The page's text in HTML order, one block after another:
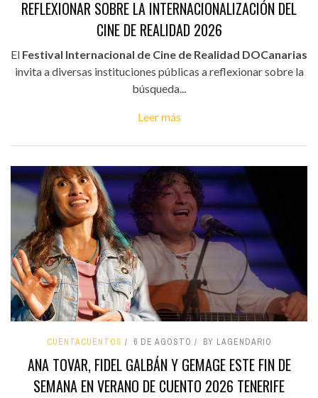
REFLEXIONAR SOBRE LA INTERNACIONALIZACIÓN DEL
CINE DE REALIDAD 2026
El Festival Internacional de Cine de Realidad DOCanarias
invita a diversas instituciones públicas a reflexionar sobre la
búsqueda...
Leer más
CUENTACUENTOS 6 DE AGOSTO BY LAGENDARIO
ANA TOVAR, FIDEL GALBÁN Y GEMAGE ESTE FIN DE
SEMANA EN VERANO DE CUENTO 2026 TENERIFE